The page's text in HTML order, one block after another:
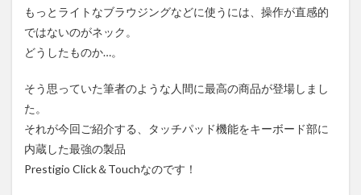
もっとライトなブラウジングなどに使うには、操作が直感的
ではないのがネック。
どうしたものか…。
そう思っていた筆者のような人間に最高の商品が登場しまし
た。
それが今回ご紹介する、タッチパッド機能をキーボード部に
内蔵した最強の製品
Prestigio Click＆Touchなのです！